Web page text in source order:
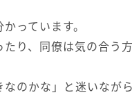
っています。
り、同僚は気の合う
なのかな」と迷いなが